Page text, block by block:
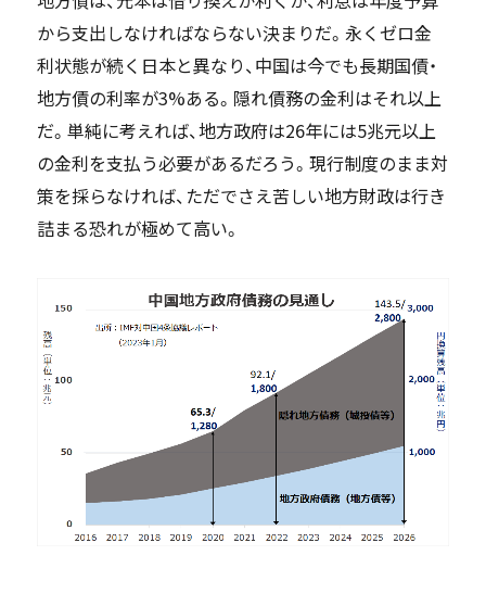
から支出しなければならない決まりだ。永くゼロ金
利状態が続く日本と異なり、中国は今でも長期国債・
地方債の利率が3%ある。隠れ債務の金利はそれ以上
だ。単純に考えれば、地方政府は26年には5兆元以上
の金利を支払う必要があるだろう。現行制度のまま対
策を採らなければ、ただでさえ苦しい地方財政は行き
詰まる恐れが極めて高い。